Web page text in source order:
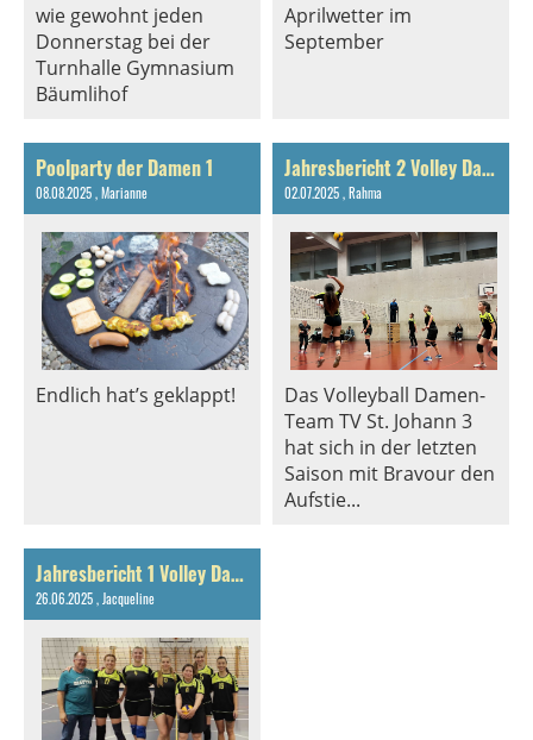
wie gewohnt jeden
Donnerstag bei der
Turnhalle Gymnasium
Bäumlihof
Aprilwetter im
September
Poolparty der Damen 1
08.08.2025, Marianne
Endlich hat’s geklappt!
Jahresbericht 2 Volley Damen 3 2024 / 2025
02.07.2025, Rahma
Das Volleyball Damen-
Team TV St. Johann 3
hat sich in der letzten
Saison mit Bravour den
Aufstie...
Jahresbericht 1 Volley Damen 3 2024 / 2025
26.06.2025, Jacqueline